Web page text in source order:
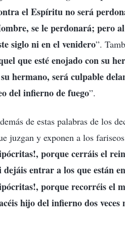
el Espíritu no será
se le perdonará; pero
siglo ni en el venidero”.
que esté enojado con su
hermano, será culpable
del infierno de fuego”.
de estas palabras de los
juzgan y exponen a los
porque cerráis el
dejáis entrar a los que están
porque recorréis el
hijo del infierno dos veces